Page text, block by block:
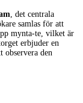
, det centrala
samlas för att
mynta-te, vilket är
erbjuder en
den